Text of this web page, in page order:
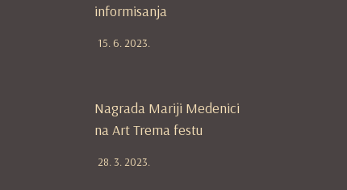
informisanja
15. 6. 2023.
Nagrada Mariji Medenici
na Art Trema festu
28. 3. 2023.